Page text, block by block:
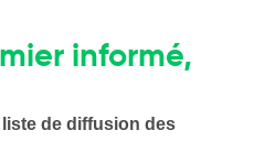
informé,
de diffusion des